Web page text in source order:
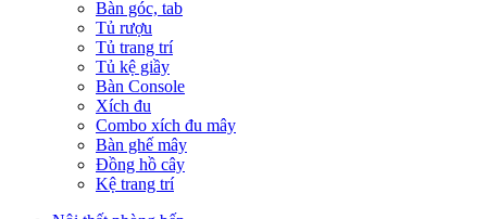
Bàn góc, tab
Tủ rượu
Tủ trang trí
Tủ kệ giầy
Bàn Console
Xích đu
Combo xích đu mây
Bàn ghế mây
Đồng hồ cây
Kệ trang trí